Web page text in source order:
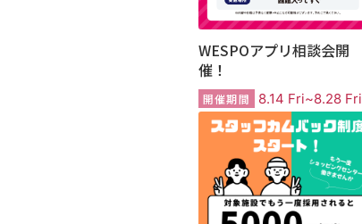
WESPOアプリ相談会開
催！
開催期間 8.14 Fri~8.28 Fri